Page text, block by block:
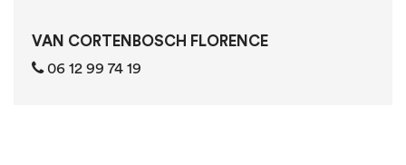
VAN CORTENBOSCH FLORENCE
06 12 99 74 19